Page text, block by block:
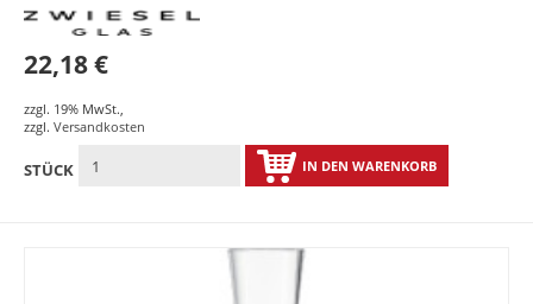
22,18 €
zzgl. 19% MwSt.,
zzgl. Versandkosten
STÜCK IN DEN WARENKORB